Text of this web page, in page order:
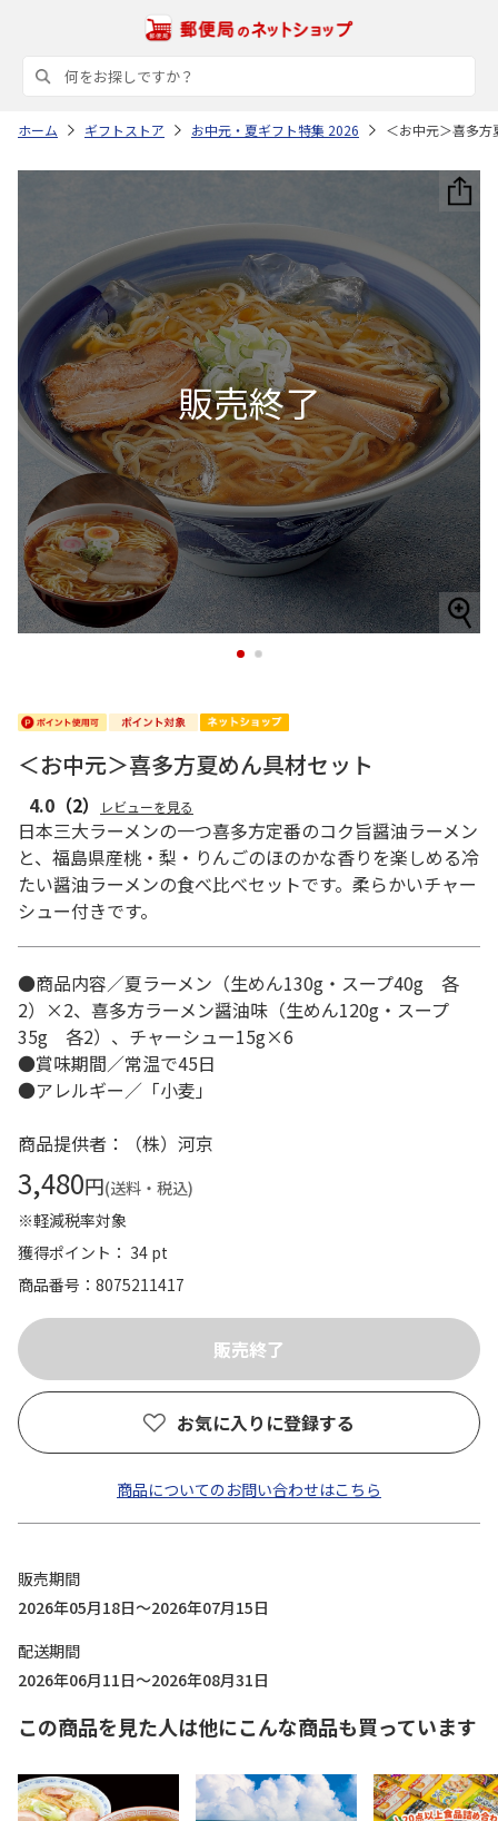
ホーム ギフトストア お中元・夏ギフト特集 2026 ＜お中元＞喜多
1 2
＜お中元＞喜多方夏めん具材セット
4.0 （2） レビューを見る
日本三大ラーメンの一つ喜多方定番のコク旨醤油ラーメン
と、福島県産桃・梨・りんごのほのかな香りを楽しめる冷
たい醤油ラーメンの食べ比べセットです。柔らかいチャー
シュー付きです。
●商品内容／夏ラーメン（生めん130g・スープ40g 各
2）×2、喜多方ラーメン醤油味（生めん120g・スープ
35g 各2）、チャーシュー15g×6
●賞味期間／常温で45日
●アレルギー／「小麦」
商品提供者：（株）河京
3,480円(送料・税込)
※軽減税率対象
獲得ポイント： 34 pt
商品番号
8075211417
お気に入りに登録する
商品についてのお問い合わせはこちら
販売期間
2026年05月18日～2026年07月15日
配送期間
2026年06月11日～2026年08月31日
この商品を見た人は他にこんな商品も買っています